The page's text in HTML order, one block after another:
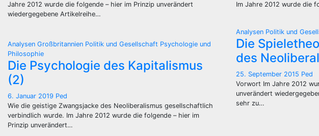
Jahre 2012 wurde die folgende – hier im Prinzip unverändert
wiedergegebene Artikelreihe…
Im Jahre 2012 wurde die
Analysen Großbritannien Politik und Gesellschaft Psychologie und
Philosophie
Die Psychologie des Kapitalismus
(2)
6. Januar 2019 Ped
Wie die geistige Zwangsjacke des Neoliberalismus gesellschaftlich
verbindlich wurde. Im Jahre 2012 wurde die folgende – hier im
Prinzip unverändert…
Analysen Politik und
Die
des
25. September 2015 Ped
Vorwort Im Jahre 2012
unverändert
sehr zu…